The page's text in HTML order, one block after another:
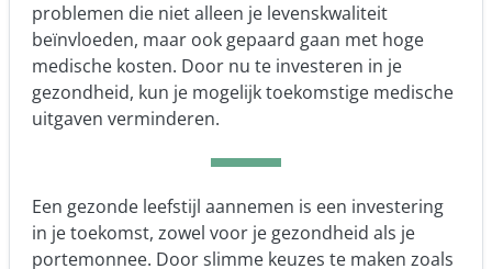
problemen die niet alleen je levenskwaliteit
beïnvloeden, maar ook gepaard gaan met hoge
medische kosten. Door nu te investeren in je
gezondheid, kun je mogelijk toekomstige medische
uitgaven verminderen.
Een gezonde leefstijl aannemen is een investering
in je toekomst, zowel voor je gezondheid als je
portemonnee. Door slimme keuzes te maken zoals